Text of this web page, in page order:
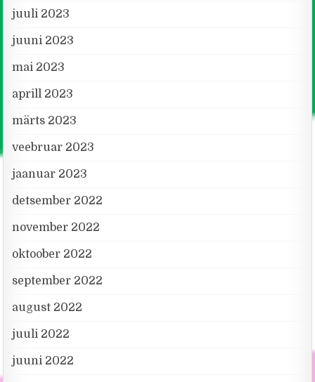
juuli 2023
juuni 2023
mai 2023
aprill 2023
märts 2023
veebruar 2023
jaanuar 2023
detsember 2022
november 2022
oktoober 2022
september 2022
august 2022
juuli 2022
juuni 2022